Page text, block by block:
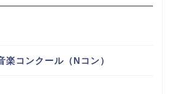
楽コンクール（Nコン）